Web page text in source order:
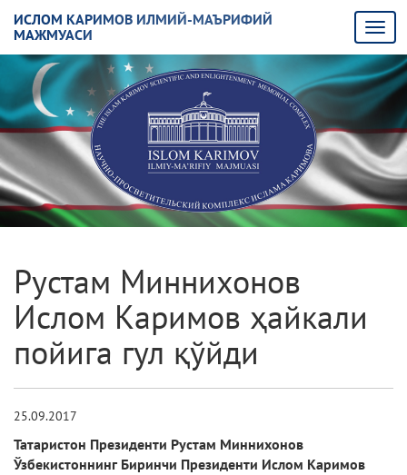
ИСЛОМ КАРИМОВ ИЛМИЙ-МАЪРИФИЙ
МАЖМУАСИ
Рустам Миннихонов
Ислом Каримов ҳайкали
пойига гул қўйди
25.09.2017
Татаристон Президенти Рустам Миннихонов
Ўзбекистоннинг Биринчи Президенти Ислом Каримов